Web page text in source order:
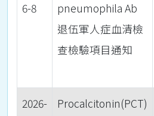
6-8
pneumophila Ab
退伍軍人症血清檢
查檢驗項目通知
2026-
Procalcitonin(PCT)